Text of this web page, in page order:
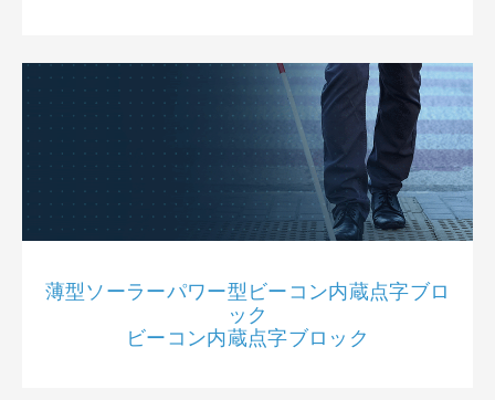
薄型ソーラーパワー型ビーコン内蔵点字ブロ
ック
ビーコン内蔵点字ブロック